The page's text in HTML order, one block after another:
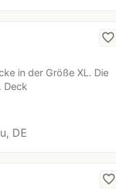
in der Größe XL. Die
Deck
favorite_border
DE
favorite_border